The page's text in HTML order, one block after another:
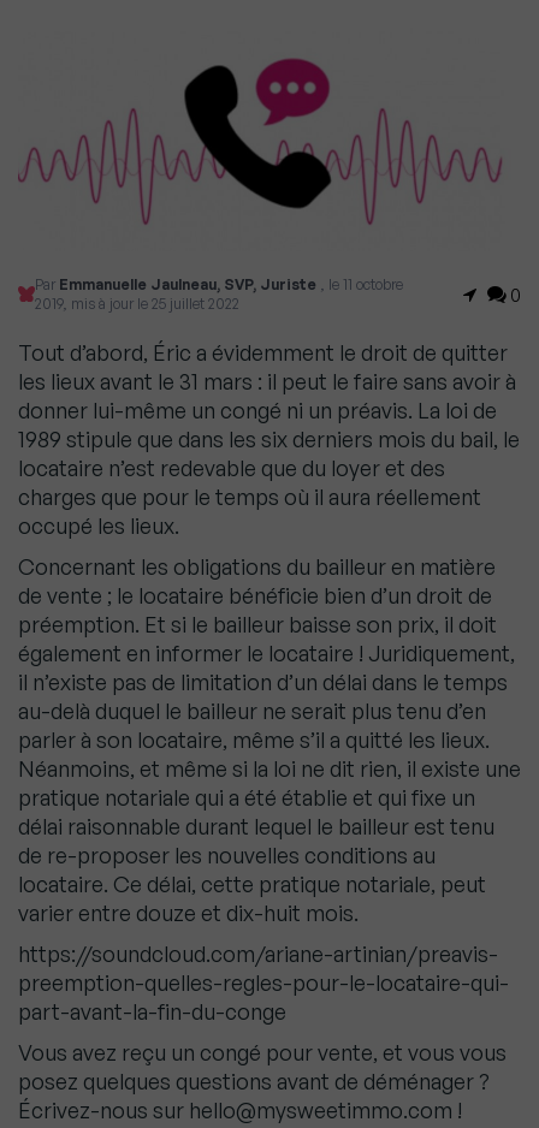
Par Emmanuelle Jaulneau, SVP, Juriste , le 11 octobre
2019, mis à jour le 25 juillet 2022
0
Tout d’abord, Éric a évidemment le droit de quitter
les lieux avant le 31 mars : il peut le faire sans avoir à
donner lui-même un congé ni un préavis. La loi de
1989 stipule que dans les six derniers mois du bail, le
locataire n’est redevable que du loyer et des
charges que pour le temps où il aura réellement
occupé les lieux.
Concernant les obligations du bailleur en matière
de vente ; le locataire bénéficie bien d’un droit de
préemption. Et si le bailleur baisse son prix, il doit
également en informer le locataire ! Juridiquement,
il n’existe pas de limitation d’un délai dans le temps
au-delà duquel le bailleur ne serait plus tenu d’en
parler à son locataire, même s’il a quitté les lieux.
Néanmoins, et même si la loi ne dit rien, il existe une
pratique notariale qui a été établie et qui fixe un
délai raisonnable durant lequel le bailleur est tenu
de re-proposer les nouvelles conditions au
locataire. Ce délai, cette pratique notariale, peut
varier entre douze et dix-huit mois.
https://soundcloud.com/ariane-artinian/preavis-
preemption-quelles-regles-pour-le-locataire-qui-
part-avant-la-fin-du-conge
Vous avez reçu un congé pour vente, et vous vous
posez quelques questions avant de déménager ?
Écrivez-nous sur hello@mysweetimmo.com !